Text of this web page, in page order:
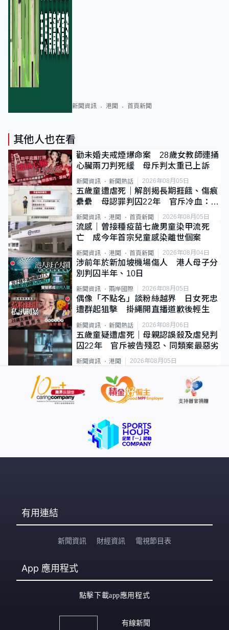
新聞資訊 港聞 首頁新聞
其他人也在看
勸未婚夫戒煙爆命案 28歲女教師連捅
心臟兩刀判死緩 母斥判太重已上訴
新聞資訊 新聞熱話 2026年08月05日
五歲童遭虐死｜解剖揭長期捱餓、傷痕
纍纍 母認罪判囚22年 官斥冷血：同
類案最惡劣
新聞資訊 港聞 首頁新聞 2026年08月05日
流感｜曾接種疫苗七歲男童染甲流死
亡 成今年首宗兒童感染離世個案
新聞資訊 港聞 首頁新聞 2026年08月04日
涉前年於新加坡機場傷人 港人母子分
別判囚半年、10日
新聞資訊 兩岸國際 2026年08月05日
偶像「不點名」談粉絲越界 日女死忠
遭群起狙擊 掛繩開直播道歉後輕生
新聞資訊 新聞熱話 2026年08月06日
五歲童疑遭虐死｜母親認誤殺及虐兒判
囚22年 官斥被告殘忍、同類案最惡劣
新聞資訊 港聞 2026年08月05日
有用連結
新聞資訊 財經資訊 電視節目表
App 應用程式
點擊下載app應用程式
有線新聞